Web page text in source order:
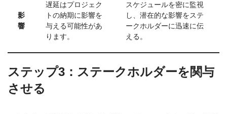
影
響
遅延はプロジェク
トの納期に影響を
与える可能性があ
ります。
スケジュールを密に監視
し、潜在的な影響をステ
ークホルダーに迅速に伝
える。
ステップ3：ステークホルダーを関与
させる